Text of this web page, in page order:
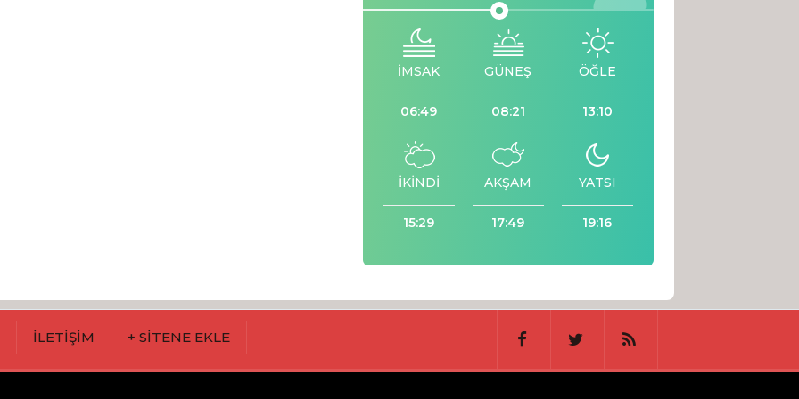
İMSAK
06:49
GÜNEŞ
08:21
ÖĞLE
13:10
İKİNDİ
15:29
AKŞAM
17:49
YATSI
19:16
İLETİŞİM + SİTENE EKLE